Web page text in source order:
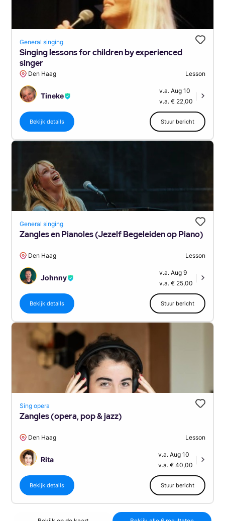
General singing
Singing lessons for children by experienced
singer
Den Haag Lesson
Tineke
v.a. Aug 10
v.a. € 22,00
Bekijk details Stuur bericht
General singing
Zangles en Pianoles (Jezelf Begeleiden op Piano)
Den Haag Lesson
Johnny
v.a. Aug 9
v.a. € 25,00
Bekijk details Stuur bericht
Sing opera
Zangles (opera, pop & jazz)
Den Haag Lesson
Rita
v.a. Aug 10
v.a. € 40,00
Bekijk details Stuur bericht